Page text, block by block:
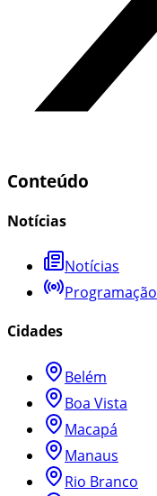
Conteúdo
Notícias
Notícias
Programação
Cidades
Belém
Boa Vista
Macapá
Manaus
Rio Branco